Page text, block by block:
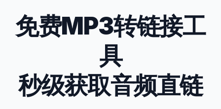
免费MP3转链接工
具
秒级获取音频直链